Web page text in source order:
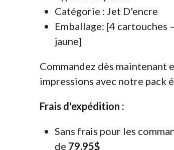
Catégorie : Jet D'encre
Emballage: [4 cartouches
jaune]
Commandez dès maintenant
impressions avec notre pack
Frais d'expédition :
Sans frais pour les
de 79,95$